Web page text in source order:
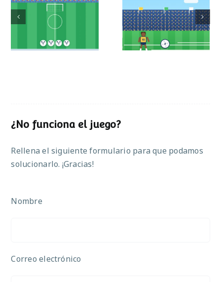
Mundial de
operaciones
Partido de sumas
¿No funciona el juego?
Rellena el siguiente formulario para que podamos
solucionarlo. ¡Gracias!
Nombre
Correo electrónico